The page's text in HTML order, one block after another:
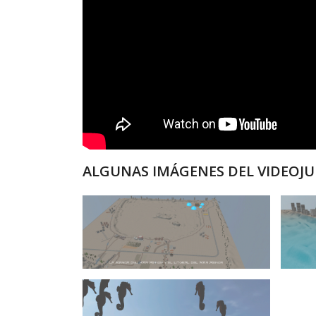
ALGUNAS IMÁGENES DEL